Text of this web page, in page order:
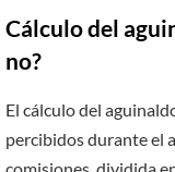
Cálculo del
no?
El cálculo del
percibidos durante el